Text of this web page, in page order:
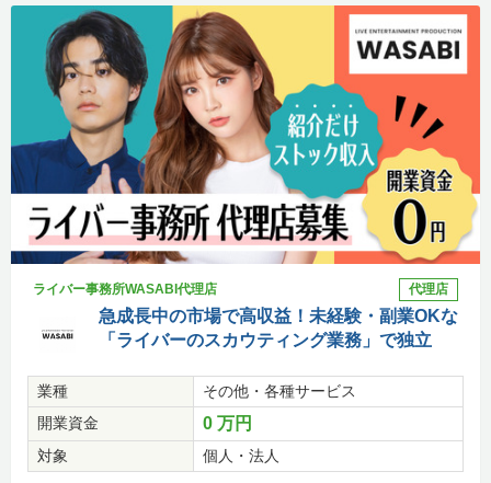
ライバー事務所WASABI代理店 代理店
急成長中の市場で高収益！未経験・副業OKな
「ライバーのスカウティング業務」で独立
業種
その他・各種サービス
開業資金
0 万円
対象 個人・法人